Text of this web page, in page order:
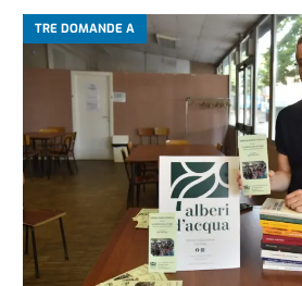
TRE DOMANDE A